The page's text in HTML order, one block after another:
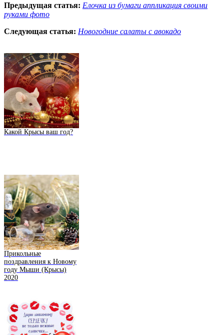
Предыдущая статья: Елочка из бумаги аппликация своими
руками фото
Следующая статья: Новогодние салаты с авокадо
Какой Крысы ваш год?
Прикольные
поздравления к Новому
году Мыши (Крысы)
2020